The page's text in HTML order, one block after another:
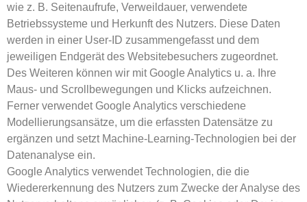
wie z. B. Seitenaufrufe, Verweildauer, verwendete
Betriebssysteme und Herkunft des Nutzers. Diese Daten
werden in einer User-ID zusammengefasst und dem
jeweiligen Endgerät des Websitebesuchers zugeordnet.
Des Weiteren können wir mit Google Analytics u. a. Ihre
Maus- und Scrollbewegungen und Klicks aufzeichnen.
Ferner verwendet Google Analytics verschiedene
Modellierungsansätze, um die erfassten Datensätze zu
ergänzen und setzt Machine-Learning-Technologien bei der
Datenanalyse ein.
Google Analytics verwendet Technologien, die die
Wiedererkennung des Nutzers zum Zwecke der Analyse des